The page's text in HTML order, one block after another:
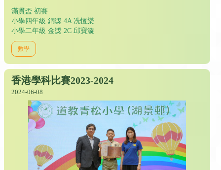
滿貫盃 初賽
小學四年級 銅獎 4A 冼恆樂
小學二年級 金獎 2C 邱寶漩
數學
香港學科比賽2023-2024
2024-06-08